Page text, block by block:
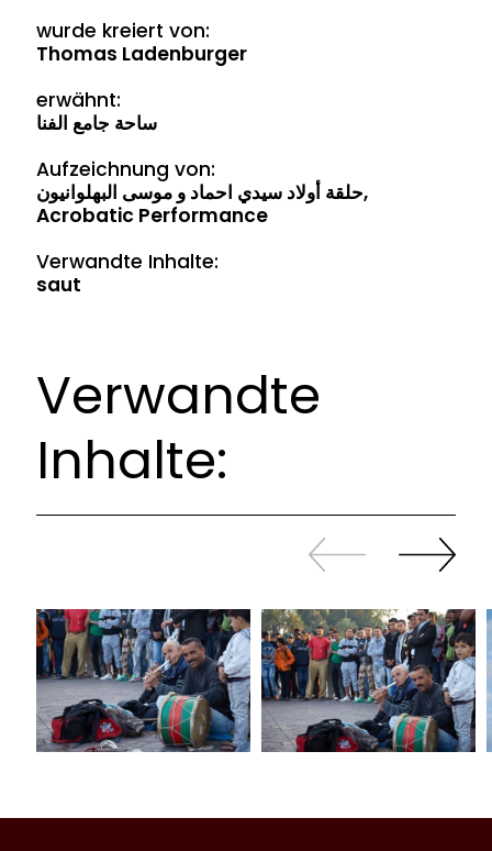
wurde kreiert von:
Thomas Ladenburger
erwähnt:
ساحة جامع الفنا
Aufzeichnung von:
حلقة أولاد سيدي احماد و موسی البهلوانيون,
Acrobatic Performance
Verwandte Inhalte:
saut
Verwandte
Inhalte:
Zurück
sliden
Weiter
sliden